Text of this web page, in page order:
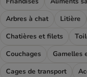
Arbres à chat
Litière
Chatières et filets
Couchages
Gamelles
Cages de transport